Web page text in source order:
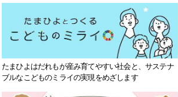
たまひよはだれもが産み育てやすい社会と、サステナ
ブルなこどものミライの実現をめざします